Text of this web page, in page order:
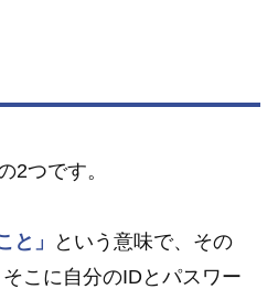
2つです。
と」
という意味で、その
こに自分のIDとパスワー